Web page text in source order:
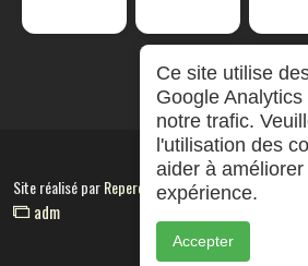
Site réalisé parRepereCom
adm
Ce site utilise
Google
notre trafic.
l'utilisation des
aider à
expérience.
Accepter